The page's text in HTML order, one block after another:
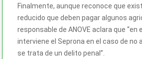
Finalmente, aunque reconoce que
reducido que deben pagar algunos
responsable de ANOVE aclara que
interviene el Seprona en el caso de no
se trata de un delito penal”.